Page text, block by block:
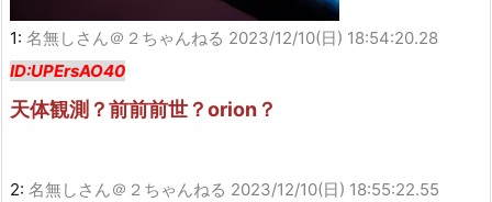
1: 名無しさん＠２ちゃんねる 2023/12/10(日) 18:54:20.28
ID:UPErsAO40
天体観測？前前前世？orion？
2: 名無しさん＠２ちゃんねる 2023/12/10(日) 18:55:22.55